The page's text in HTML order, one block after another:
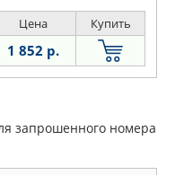
Цена Купить
1 852 р.
запрошенного номера